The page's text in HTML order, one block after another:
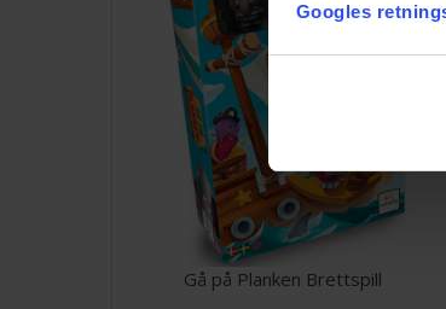
Googles
Gå på Planken Brettspill